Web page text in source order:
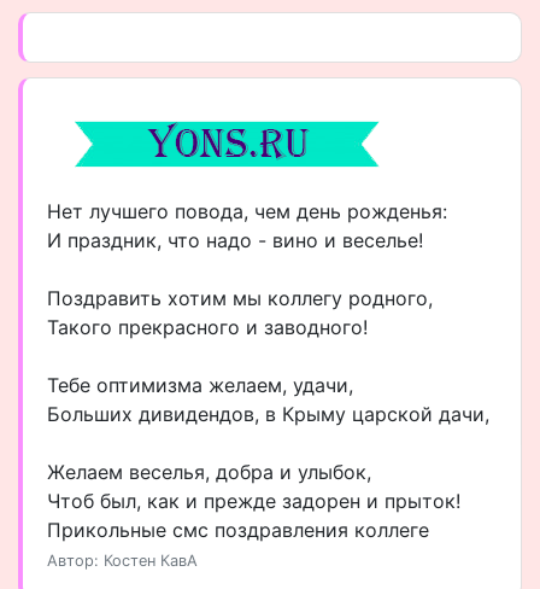
Нет лучшего повода, чем день рожденья:
И праздник, что надо - вино и веселье!
Поздравить хотим мы коллегу родного,
Такого прекрасного и заводного!
Тебе оптимизма желаем, удачи,
Больших дивидендов, в Крыму царской дачи,
Желаем веселья, добра и улыбок,
Чтоб был, как и прежде задорен и прыток!
Прикольные смс поздравления коллеге
Автор: Костен КавА